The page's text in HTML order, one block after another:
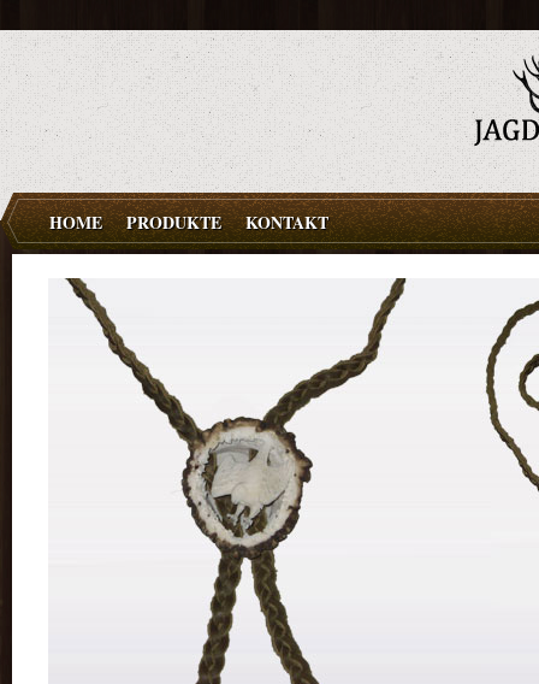
HOME PRODUKTE KONTAKT